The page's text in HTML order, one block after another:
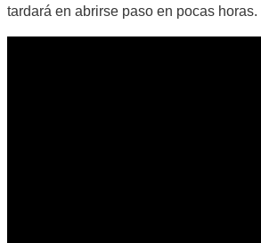
tardará en abrirse paso en pocas horas.